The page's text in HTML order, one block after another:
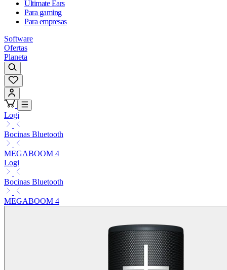
Ultimate Ears
Para gaming
Para empresas
Software
Ofertas
Planeta
Logi
Bocinas Bluetooth
MEGABOOM 4
Logi
Bocinas Bluetooth
MEGABOOM 4